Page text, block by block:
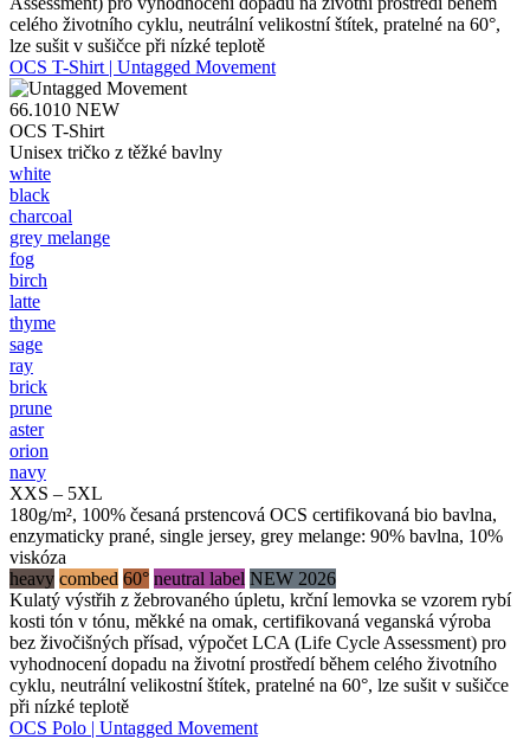
celého životního cyklu, neutrální velikostní štítek, pratelné na 60°,
lze sušit v sušičce při nízké teplotě
OCS T-Shirt | Untagged Movement
66.1010 NEW
OCS T-Shirt
Unisex tričko z těžké bavlny
white
black
charcoal
grey melange
fog
birch
latte
thyme
sage
ray
brick
prune
aster
orion
navy
XXS – 5XL
180g/m², 100% česaná prstencová OCS certifikovaná bio bavlna,
enzymaticky prané, single jersey, grey melange: 90% bavlna, 10%
viskóza
heavy combed 60° neutral label NEW 2026
Kulatý výstřih z žebrovaného úpletu, krční lemovka se vzorem rybí
kosti tón v tónu, měkké na omak, certifikovaná veganská výroba
bez živočišných přísad, výpočet LCA (Life Cycle Assessment) pro
vyhodnocení dopadu na životní prostředí během celého životního
cyklu, neutrální velikostní štítek, pratelné na 60°, lze sušit v sušičce
při nízké teplotě
OCS Polo | Untagged Movement